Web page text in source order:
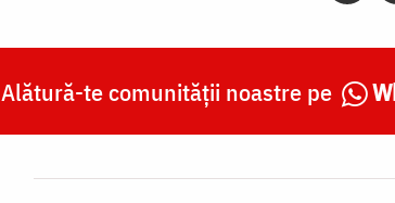
Alătură-te comunității noastre pe